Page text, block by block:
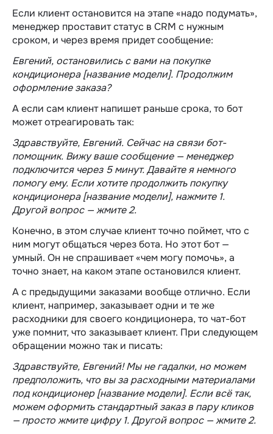
Если клиент остановится на этапе «надо подумать»,
менеджер проставит статус в CRM с нужным
сроком, и через время придет сообщение:
Евгений, остановились с вами на покупке
кондиционера [название модели]. Продолжим
оформление заказа?
А если сам клиент напишет раньше срока, то бот
может отреагировать так:
Здравствуйте, Евгений. Сейчас на связи бот-
помощник. Вижу ваше сообщение — менеджер
подключится через 5 минут. Давайте я немного
помогу ему. Если хотите продолжить покупку
кондиционера [название модели], нажмите 1.
Другой вопрос — жмите 2.
Конечно, в этом случае клиент точно поймет, что с
ним могут общаться через бота. Но этот бот —
умный. Он не спрашивает «чем могу помочь», а
точно знает, на каком этапе остановился клиент.
А с предыдущими заказами вообще отлично. Если
клиент, например, заказывает одни и те же
расходники для своего кондиционера, то чат-бот
уже помнит, что заказывает клиент. При следующем
обращении можно так и писать:
Здравствуйте, Евгений! Мы не гадалки, но можем
предположить, что вы за расходными материалами
под кондиционер [название модели]. Если всё так,
можем оформить стандартный заказ в пару кликов
— просто жмите цифру 1. Другой вопрос — жмите 2.